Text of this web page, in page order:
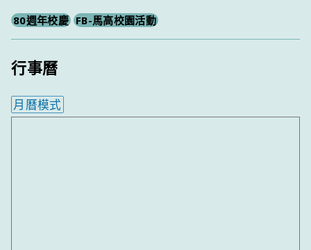
80週年校慶 FB-馬高校園活動
行事曆
月曆模式